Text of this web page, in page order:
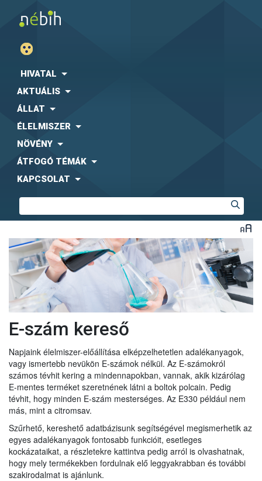
HIVATAL
AKTUÁLIS
ÁLLAT
ÉLELMISZER
NÖVÉNY
ÁTFOGÓ TÉMÁK
KAPCSOLAT
E-szám kereső
Napjaink élelmiszer-előállítása elképzelhetetlen adalékanyagok,
vagy ismertebb nevükön E-számok nélkül. Az E-számokról
számos tévhit kering a mindennapokban, vannak, akik kizárólag
E-mentes terméket szeretnének látni a boltok polcain. Pedig
tévhit, hogy minden E-szám mesterséges. Az E330 például nem
más, mint a citromsav.
Szűrhető, kereshető adatbázisunk segítségével megismerhetik az
egyes adalékanyagok fontosabb funkcióit, esetleges
kockázataikat, a részletekre kattintva pedig arról is olvashatnak,
hogy mely termékekben fordulnak elő leggyakrabban és további
szakirodalmat is ajánlunk.